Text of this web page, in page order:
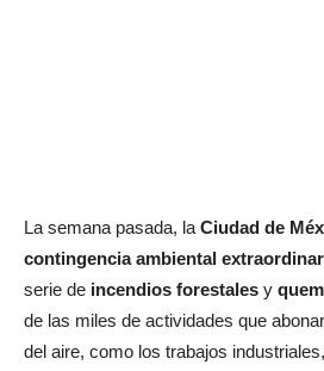
La semana pasada, la Ciudad de
contingencia ambiental
serie de incendios forestales y
de las miles de actividades que
del aire, como los trabajos